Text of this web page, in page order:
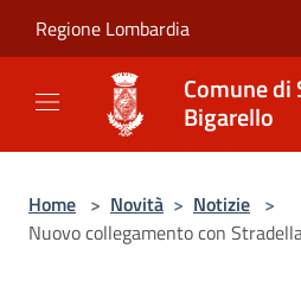
Regione Lombardia
Comune di
Bigarello
Home > Novità > Notizie >
Nuovo collegamento con